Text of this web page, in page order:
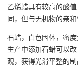
乙烯蜡具有较高的酸
同，但与无机物的亲和
石蜡，白色固体，密
生产中添加石蜡可以
观，获得光滑平整的